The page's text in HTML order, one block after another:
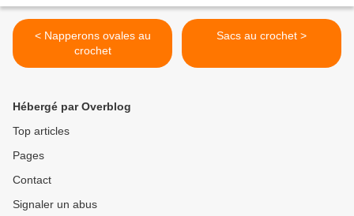
< Napperons ovales au
crochet
Sacs au crochet >
Hébergé par Overblog
Top articles
Pages
Contact
Signaler un abus